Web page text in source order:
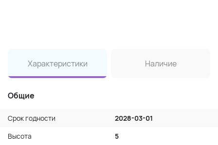
Характеристики Наличие
Общие
Срок годности
2028-03-01
Высота
5